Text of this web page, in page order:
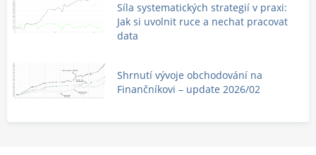
Síla systematických strategií v praxi:
Jak si uvolnit ruce a nechat pracovat
data
Shrnutí vývoje obchodování na
Finančníkovi – update 2026/02